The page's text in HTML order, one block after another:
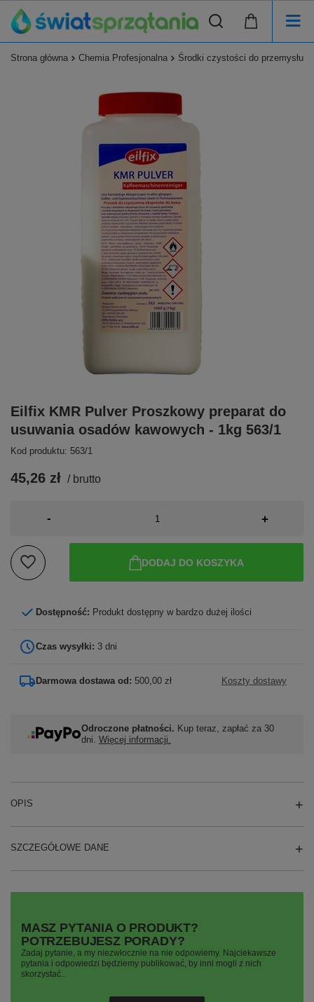
Strona główna Chemia Profesjonalna Środki czystości do przemysłu
Eilfix KMR Pulver Proszkowy preparat do
usuwania osadów kawowych - 1kg 563/1
Kod produktu: 563/1
45,26 zł / brutto
- +
DODAJ DO KOSZYKA
Dostępność: Produkt dostępny w bardzo dużej ilości
Czas wysyłki: 3 dni
Darmowa dostawa od: 500,00 zł Koszty dostawy
Odroczone płatności. Kup teraz, zapłać za 30
dni. Więcej informacji.
OPIS
SZCZEGÓŁOWE DANE
MASZ PYTANIA O PRODUKT?
POTRZEBUJESZ PORADY?
Zadaj pytanie, a my niezwłocznie na nie odpowiemy. Najciekawsze
pytania i odpowiedzi będziemy publikować, by inni mogli z nich
skorzystać..